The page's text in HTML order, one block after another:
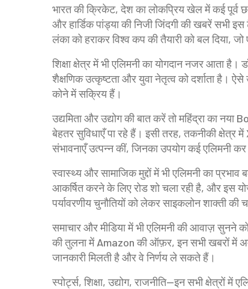
भारत कीक्रिकेट,देश का लोकप्रिय खेलमें कई पूर्व
और हार्डिक पांड्या की निजी जिंदगी की खबरें सभी
लंका को हराकर विश्व कप की तैयारी को बल दिया,
शिक्षा क्षेत्र में भी एलिमनी का योगदान नजर आता
शैक्षणिक उत्कृष्टता और युवा नेतृत्व को दर्शाता है।
कोने में सक्रिय हैं।
उद्यमिता और उद्योग की बात करें तो महिंद्रा का
बेहतर सुविधाएँ पा रहे हैं। इसी तरह, तकनीकी क्षेत्र
संभावनाएँ उत्पन्न कीं, जिनका उपयोग कई एलिमनी
स्वास्थ्य और सामाजिक मुद्दों में भी एलिमनी का
आकर्षित करने के लिए रोड शो चला रही है, और इस
पर्यावरणीय चुनौतियों को लेकर साइकलोन शाक्ती की
समाचार और मीडिया में भी एलिमनी की आवाज़ सुनने
की तुलना में Amazon की ऑफ़र, इन सभी खबरों में
जानकारी मिलती है और वे निर्णय ले सकते हैं।
स्पोर्ट्स, शिक्षा, उद्योग, राजनीति—इन सभी क्षेत्रों